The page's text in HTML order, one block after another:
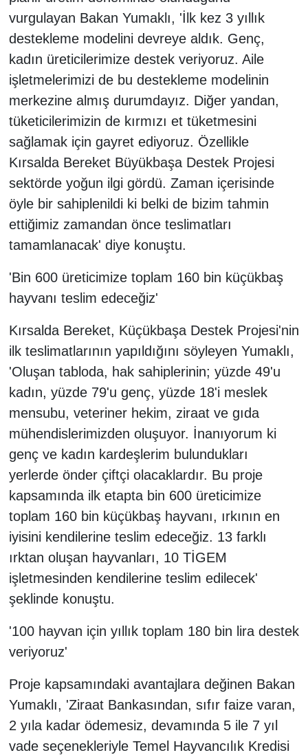
vurgulayan Bakan Yumaklı, 'İlk kez 3 yıllık
destekleme modelini devreye aldık. Genç,
kadın üreticilerimize destek veriyoruz. Aile
işletmelerimizi de bu destekleme modelinin
merkezine almış durumdayız. Diğer yandan,
tüketicilerimizin de kırmızı et tüketmesini
sağlamak için gayret ediyoruz. Özellikle
Kırsalda Bereket Büyükbaşa Destek Projesi
sektörde yoğun ilgi gördü. Zaman içerisinde
öyle bir sahiplenildi ki belki de bizim tahmin
ettiğimiz zamandan önce teslimatları
tamamlanacak' diye konuştu.
'Bin 600 üreticimize toplam 160 bin küçükbaş
hayvanı teslim edeceğiz'
Kırsalda Bereket, Küçükbaşa Destek Projesi'nin
ilk teslimatlarının yapıldığını söyleyen Yumaklı,
'Oluşan tabloda, hak sahiplerinin; yüzde 49'u
kadın, yüzde 79'u genç, yüzde 18'i meslek
mensubu, veteriner hekim, ziraat ve gıda
mühendislerimizden oluşuyor. İnanıyorum ki
genç ve kadın kardeşlerim bulundukları
yerlerde önder çiftçi olacaklardır. Bu proje
kapsamında ilk etapta bin 600 üreticimize
toplam 160 bin küçükbaş hayvanı, ırkının en
iyisini kendilerine teslim edeceğiz. 13 farklı
ırktan oluşan hayvanları, 10 TİGEM
işletmesinden kendilerine teslim edilecek'
şeklinde konuştu.
'100 hayvan için yıllık toplam 180 bin lira destek
veriyoruz'
Proje kapsamındaki avantajlara değinen Bakan
Yumaklı, 'Ziraat Bankasından, sıfır faize varan,
2 yıla kadar ödemesiz, devamında 5 ile 7 yıl
vade seçenekleriyle Temel Hayvancılık Kredisi